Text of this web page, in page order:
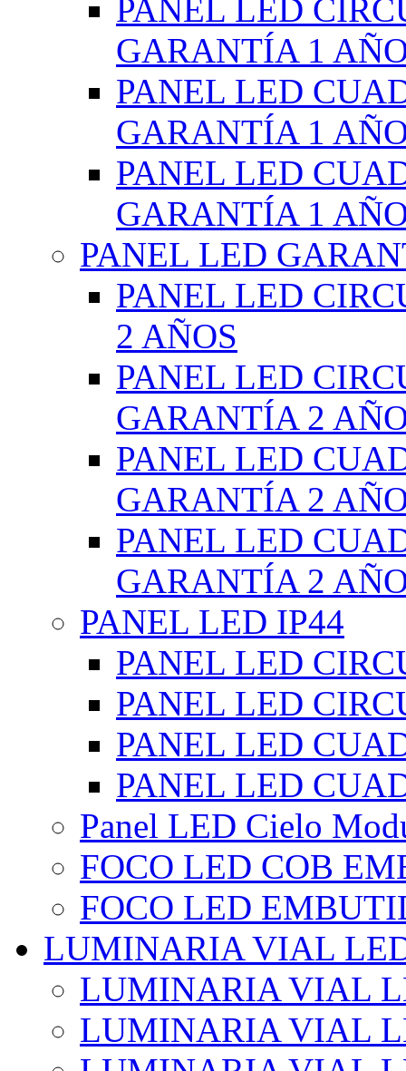
PANEL LED
GARANTÍA 1
PANEL LED
GARANTÍA 1
PANEL LED
GARANTÍA 1
PANEL LED
PANEL LED
2 AÑOS
PANEL LED
GARANTÍA 2
PANEL LED
GARANTÍA 2
PANEL LED
GARANTÍA 2
PANEL LED IP44
PANEL LED
PANEL LED
PANEL LED
PANEL LED
Panel LED Cielo
FOCO LED COB
FOCO LED
LUMINARIA VIAL
LUMINARIA VIAL
LUMINARIA VIAL